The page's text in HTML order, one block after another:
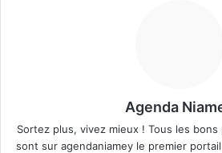
Agenda
Sortez plus, vivez mieux ! Tous les
sont sur agendaniamey le premier